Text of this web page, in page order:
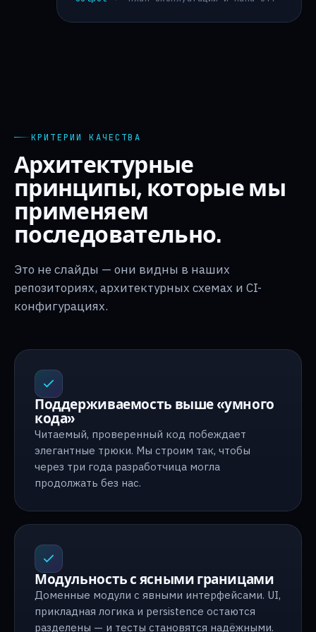
КРИТЕРИИ КАЧЕСТВА
Архитектурные
принципы, которые мы
применяем
последовательно.
Это не слайды — они видны в наших
репозиториях, архитектурных схемах и CI-
конфигурациях.
Поддерживаемость выше «умного
кода»
Читаемый, проверенный код побеждает
элегантные трюки. Мы строим так, чтобы
через три года разработчица могла
продолжать без нас.
Модульность с ясными границами
Доменные модули с явными интерфейсами. UI,
прикладная логика и persistence остаются
разделены — и тесты становятся надёжными.